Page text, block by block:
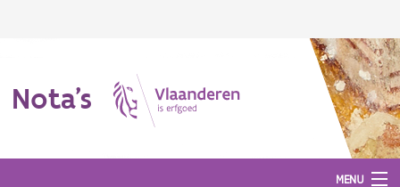
Nota's
MENU